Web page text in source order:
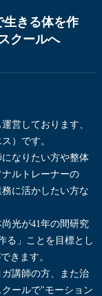
生きる体を作
クールへ
営しております、
）です。
なりたい方や整体
ルトレーナーの
に活かしたい方な
光が41年の間研究
る」ことを目標とし
きます。
講師の方、また治
ールで"モーション